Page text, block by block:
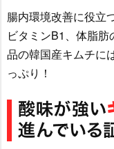
腸内環境改善に役立
ビタミンB1、体脂
品の韓国産キムチに
っぷり！